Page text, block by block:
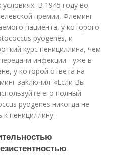
В 1945 году во
премии, Флеминг
пациента, у которого
pyogenes, и
курс пенициллина, чем
инфекции - уже в
у которой ответа на
заключил: «Если Вы
его полный
pyogenes никогда не
к пенициллину.